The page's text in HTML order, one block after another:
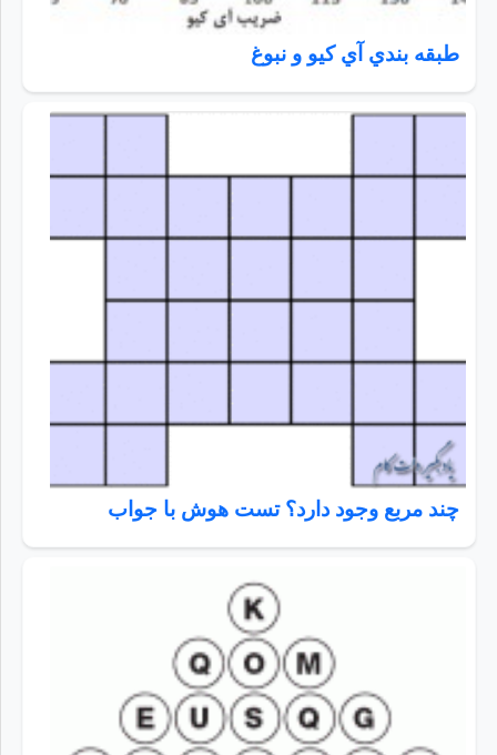
طبقه بندي آي كيو و نبوغ
چند مربع وجود دارد؟ تست هوش با جواب